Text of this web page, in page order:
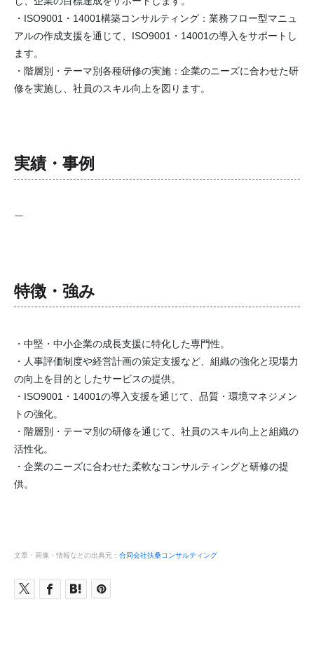
・ISO9001・14001構築コンサルティング：業務フロー型マニュ
アルの作成支援を通じて、ISO9001・14001の導入をサポートし
ます。
・階層別・テーマ別各種研修の実施：企業のニーズに合わせた研
修を実施し、社員のスキル向上を図ります。
実績・事例
ー
特徴・強み
・中堅・中小企業の成長支援に特化した専門性。
・人事評価制度や経営計画の策定支援など、組織の強化と現場力
の向上を目的としたサービスの提供。
・ISO9001・14001の導入支援を通じて、品質・環境マネジメン
トの強化。
・階層別・テーマ別の研修を通じて、社員のスキル向上と組織の
活性化。
・企業のニーズに合わせた柔軟なコンサルティングと研修の提
供。
文章・画像・情報などの出典元： 合同会社扶桑コンサルティング